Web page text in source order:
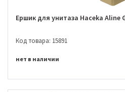
Ершик для унитаза Haceka Aline
Код товара: 15891
нет в наличии